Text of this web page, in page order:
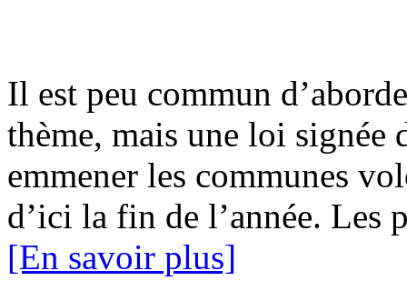
Il est peu commun
thème, mais une loi signée
emmener les communes
d’ici la fin de l’année. Les
[En savoir plus]